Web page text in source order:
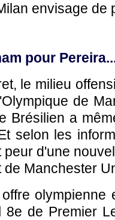
envisage de
pour
le milieu
de
Brésilien a
selon les
d'une
Manchester
olympienne
8e de Premier